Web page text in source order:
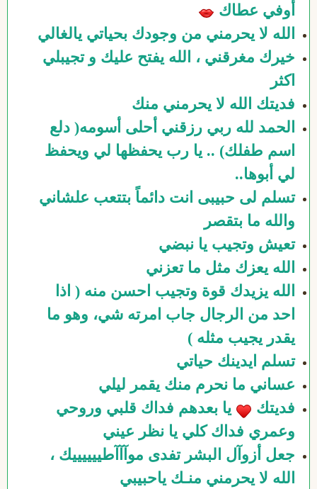
أوفي عطاك
الله لا يحرمني من وجودك بحياتي يالغالي
خيرك مغرقني ، الله يفتح عليك و تجيبلي
اكثر
فديتك الله لا يحرمني منك
الحمد لله ربي رزقني أحلى أسومه( دلع
اسم طفلك) .. يا رب يحفظها لي ويحفظ
لي أبوها..
تسلم لى حبيبى انت دائماً بتتعب علشاني
والله ما بتقصر
تعيش وتجيب يا نبضي
الله يعزك مثل ما تعزني
الله يزيدك قوة وتجيب احسن منه ( اذا
احد من الرجال جاب امرته شي، وهو ما
يقدر يجيب مثله )
تسلم ايدينك حياتي
عساني ما نحرم منك يقمر ليلي
فديتك
يا بعدهم فداك قلبي وروحي
وعمري فداك كلي يا نظر عيني
جعل أزوآل البشر تفدى موآآآطييييييك ،
الله لا يحرمني منـك ياحبيبي